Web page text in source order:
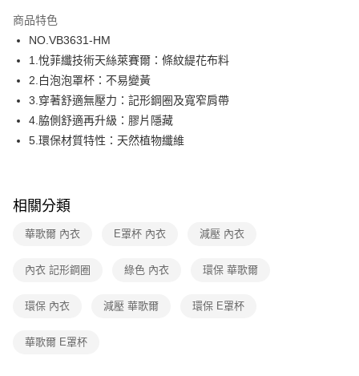
運送方式
全家取貨付款
每筆NT$80，滿NT$1,000(含以上)免運費
付款後全家取貨
每筆NT$80，滿NT$1,000(含以上)免運費
每筆NT$80，滿NT$1,000(含以上)免運費
宅配
每筆NT$220
商品特色
NO.VB3631-HM
1.悅菲纖技術天絲萊賽爾：條紋緹花布料
2.白泡泡罩杯：不易變黃
3.穿著舒適無壓力：記形鋼圈及寬窄肩帶
4.脇側舒適再升級：膠片隱藏
5.環保材質特性：天然植物纖維
相關分類
華歌爾 內衣 E罩杯 內衣 減壓 內衣
內衣 記形鋼圈 綠色 內衣 環保 華歌爾
環保 內衣 減壓 華歌爾 環保 E罩杯
華歌爾 E罩杯